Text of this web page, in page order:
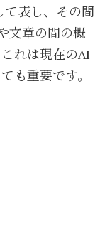
表し、その間
文章の間の概
れは現在のAI
も重要です。